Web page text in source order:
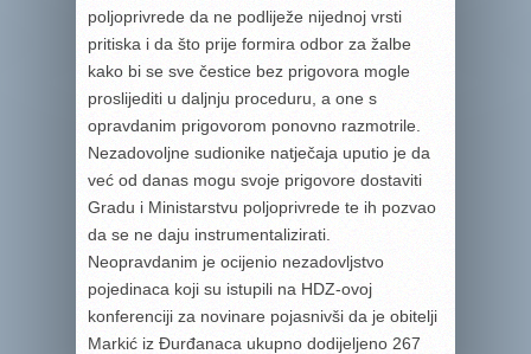
poljoprivrede da ne podliježe nijednoj vrsti
pritiska i da što prije formira odbor za žalbe
kako bi se sve čestice bez prigovora mogle
proslijediti u daljnju proceduru, a one s
opravdanim prigovorom ponovno razmotrile.
Nezadovoljne sudionike natječaja uputio je da
već od danas mogu svoje prigovore dostaviti
Gradu i Ministarstvu poljoprivrede te ih pozvao
da se ne daju instrumentalizirati.
Neopravdanim je ocijenio nezadovljstvo
pojedinaca koji su istupili na HDZ-ovoj
konferenciji za novinare pojasnivši da je obitelji
Markić iz Đurđanaca ukupno dodijeljeno 267